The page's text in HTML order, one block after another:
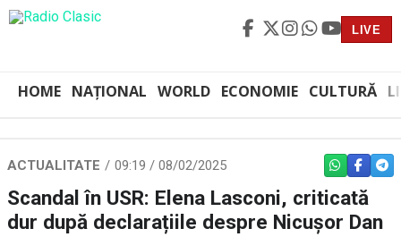
LIVE
HOME NAȚIONAL WORLD ECONOMIE CULTURĂ
ACTUALITATE 09:19 / 08/02/2025 WHATSAPP
Scandal în USR: Elena Lasconi, criticată
dur după declarațiile despre Nicușor Dan